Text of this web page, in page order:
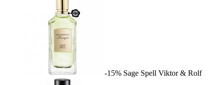
-15% Sage Spell Viktor & Rolf